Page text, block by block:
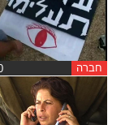
zoom_out
התרחק
חברה